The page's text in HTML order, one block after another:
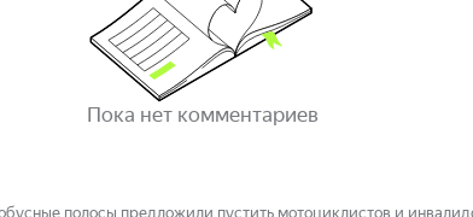
Пока нет комментариев
полосы предложили пустить мотоциклистов и